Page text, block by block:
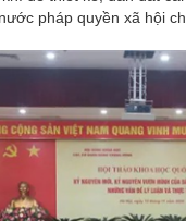
pháp quyền xã hội